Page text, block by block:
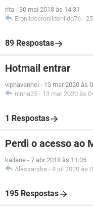
rita - 30 mai 2018 às 14:31
Eronildoeronildonildo76 -
89 Respostas
Hotmail entrar
viphavanhoi - 13 mar 2020 às
ninha25 - 13 mar 2020 às
1 Respostas
Perdi o acesso ao
kailane - 7 abr 2018 às 11:05
Alessandra - 8 jul 2020 às
195 Respostas